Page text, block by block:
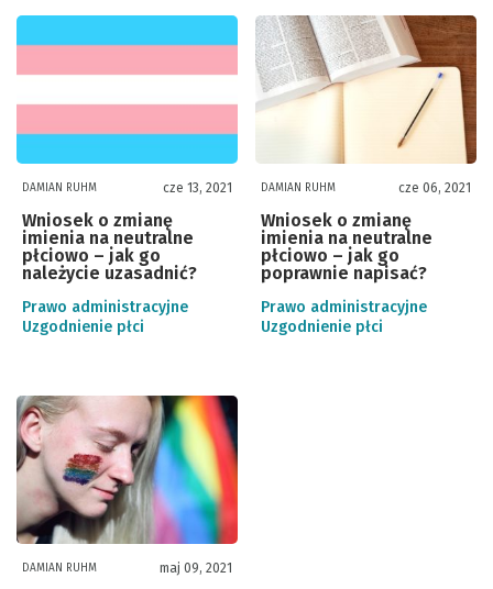
DAMIAN RUHM cze 13, 2021
Wniosek o zmianę
imienia na neutralne
płciowo – jak go
należycie uzasadnić?
Prawo administracyjne
Uzgodnienie płci
DAMIAN RUHM cze 06, 2021
Wniosek o zmianę
imienia na neutralne
płciowo – jak go
poprawnie napisać?
Prawo administracyjne
Uzgodnienie płci
DAMIAN RUHM maj 09, 2021